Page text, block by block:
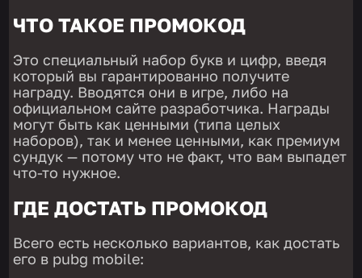
ЧТО ТАКОЕ ПРОМОКОД
Это специальный набор букв и цифр, введя
который вы гарантированно получите
награду. Вводятся они в игре, либо на
официальном сайте разработчика. Награды
могут быть как ценными (типа целых
наборов), так и менее ценными, как премиум
сундук — потому что не факт, что вам выпадет
что-то нужное.
ГДЕ ДОСТАТЬ ПРОМОКОД
Всего есть несколько вариантов, как достать
его в pubg mobile: